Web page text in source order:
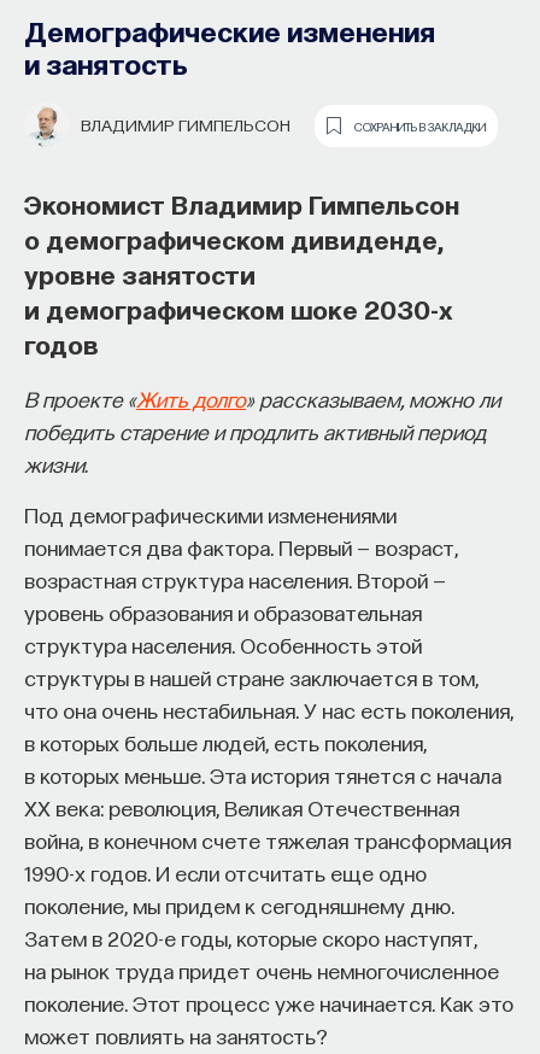
Демографические изменения
и занятость
ВЛАДИМИР ГИМПЕЛЬСОН СОХРАНИТЬ В ЗАКЛАДКИ
Экономист Владимир Гимпельсон
о демографическом дивиденде,
уровне занятости
и демографическом шоке 2030-х
годов
В проекте «Жить долго» рассказываем, можно ли
победить старение и продлить активный период
жизни.
Под демографическими изменениями
понимается два фактора. Первый — возраст,
возрастная структура населения. Второй —
уровень образования и образовательная
структура населения. Особенность этой
структуры в нашей стране заключается в том,
что она очень нестабильная. У нас есть поколения,
в которых больше людей, есть поколения,
в которых меньше. Эта история тянется с начала
XX века: революция, Великая Отечественная
война, в конечном счете тяжелая трансформация
1990-х годов. И если отсчитать еще одно
поколение, мы придем к сегодняшнему дню.
Затем в 2020-е годы, которые скоро наступят,
на рынок труда придет очень немногочисленное
поколение. Этот процесс уже начинается. Как это
может повлиять на занятость?
Основатель ПостНауки Ивар
Максутов запускает сервис, который
в глобальных deep tech и биотех
компаниях
ПостНаука, который дал голос учёным и навсегда
изменил медийное пространство на русском
языке. В 2021 году в Лондоне он основал компанию
Naukka
, помогающую учёным
и предпринимателям превращать их идеи
в технологии и успешные стартапы. Теперь
Naukka Talents
, рекрутинговое агентство,
созданное для поддержки специалистов,
желающих работать в глобальных инновационных
индустриях.
В ходе работы с научным сообществом Ивар
и его команда обнаружили, что инновационные
индустрии испытывают кадровый голод,
особенно молодые deep tech и биотех компании.
Исследование аудитории ПостНауки
О причинах азиатского
«экономического чуда», темпах роста
К общим преимуществам всех экономических
систем Восточной Азии можно отнести огромные
общие для этих стран «низкие стартовые
позиции», благодаря которым долгое время
обеспечивались высокие темпы роста. Однако
у каждой из азиатских экономик есть и свои
особенности.
Экономика Китая
У экономики Китая существует целый ряд
преимуществ. В первую очередь (и это самое
главное) практически неисчерпаемые трудовые
ресурсы: рабочая сила очень мотивированна,
трудовая этика китайцев находится
на высочайшем уровне, у китайцев присутствует
стремление получить реальное образование,
а не просто «корочки». У меня перед глазами
стоит картина: российские студенты (конечно,